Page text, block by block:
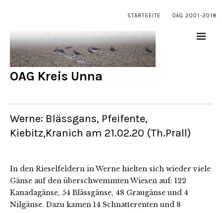
STARTSEITE OAG 2001-2018
OAG Kreis Unna
Werne: Blässgans, Pfeifente,
Kiebitz,Kranich am 21.02.20 (Th.Prall)
In den Rieselfeldern in Werne hielten sich wieder viele
Gänse auf den überschwemmten Wiesen auf: 122
Kanadagänse, 54 Blässgänse, 48 Graugänse und 4
Nilgänse. Dazu kamen 14 Schnatterenten und 8